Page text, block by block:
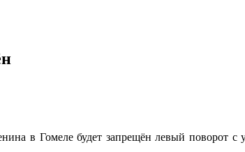
в Гомеле будет запрещён левый поворот с